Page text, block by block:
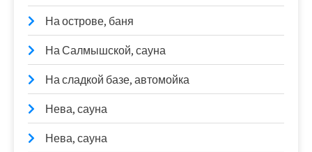
На острове, баня
На Салмышской, сауна
На сладкой базе, автомойка
Нева, сауна
Нева, сауна